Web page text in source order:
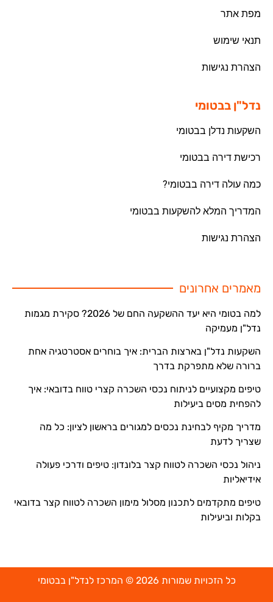
מפת אתר
תנאי שימוש
הצהרת נגישות
נדל"ן בבטומי
השקעות נדלן בבטומי
רכישת דירה בבטומי
כמה עולה דירה בבטומי?
המדריך המלא להשקעות בבטומי
הצהרת נגישות
מאמרים אחרונים
למה בטומי היא יעד ההשקעה החם של 2026? סקירת מגמות
נדל"ן מעמיקה
השקעות נדל"ן בארצות הברית: איך בוחרים אסטרטגיה אחת
ברורה שלא מתפרקת בדרך
טיפים מקצועיים לניתוח נכסי השכרה קצרי טווח בדובאי: איך
להפחית מסים ביעילות
מדריך מקיף לבחינת נכסים למגורים בראשון לציון: כל מה
שצריך לדעת
ניהול נכסי השכרה לטווח קצר בלונדון: טיפים ודרכי פעולה
אידיאליות
טיפים מתקדמים לתכנון מסלול מימון השכרה לטווח קצר בדובאי
בקלות וביעילות
כל הזכויות שמורות 2026 © המרכז לנדל"ן בבטומי